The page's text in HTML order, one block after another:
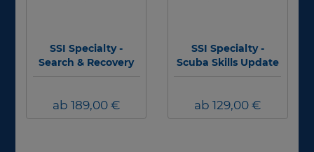
SSI Specialty -
Search & Recovery
ab 189,00 €
SSI Specialty -
Scuba Skills Update
ab 129,00 €